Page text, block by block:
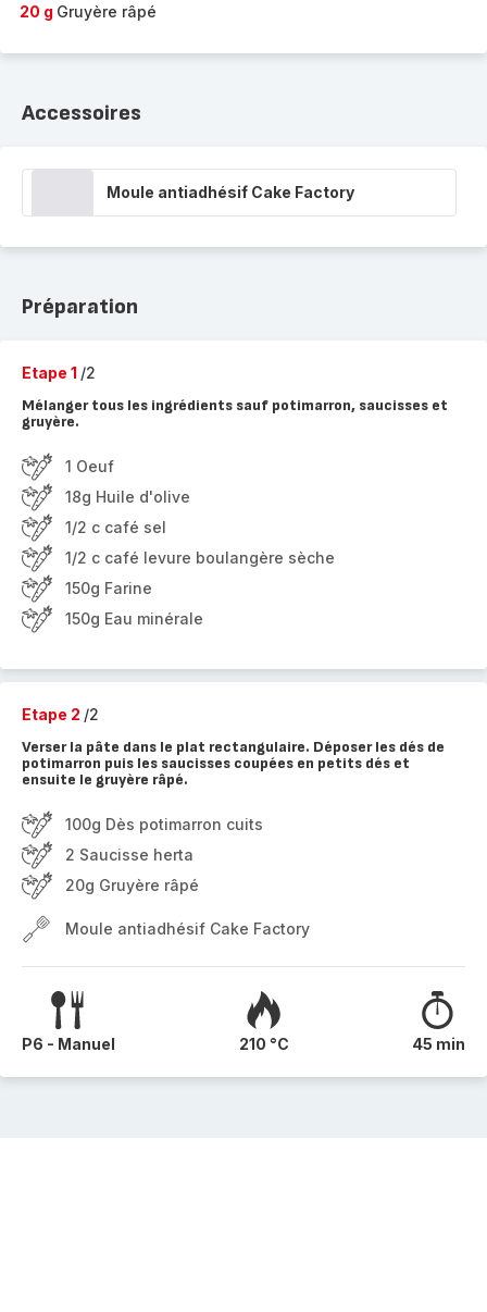
20 g Gruyère râpé
Accessoires
Moule antiadhésif Cake Factory
Préparation
Etape 1 /2
Mélanger tous les ingrédients sauf potimarron, saucisses et
gruyère.
1 Oeuf
18g Huile d'olive
1/2 c café sel
1/2 c café levure boulangère sèche
150g Farine
150g Eau minérale
Etape 2 /2
Verser la pâte dans le plat rectangulaire. Déposer les dés de
potimarron puis les saucisses coupées en petits dés et
ensuite le gruyère râpé.
100g Dès potimarron cuits
2 Saucisse herta
20g Gruyère râpé
Moule antiadhésif Cake Factory
P6 - Manuel 210 °C 45 min